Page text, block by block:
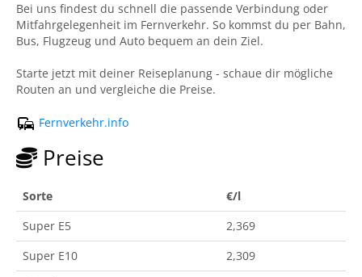
Bei uns findest du schnell die passende Verbindung oder
Mitfahrgelegenheit im Fernverkehr. So kommst du per Bahn,
Bus, Flugzeug und Auto bequem an dein Ziel.
Starte jetzt mit deiner Reiseplanung - schaue dir mögliche
Routen an und vergleiche die Preise.
Fernverkehr.info
Preise
Sorte
€/l
Super E5
2,369
Super E10
2,309